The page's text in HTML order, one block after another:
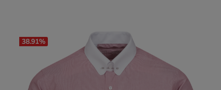
38.91%